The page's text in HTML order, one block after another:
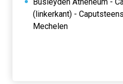
(linkerkant) -
Mechelen